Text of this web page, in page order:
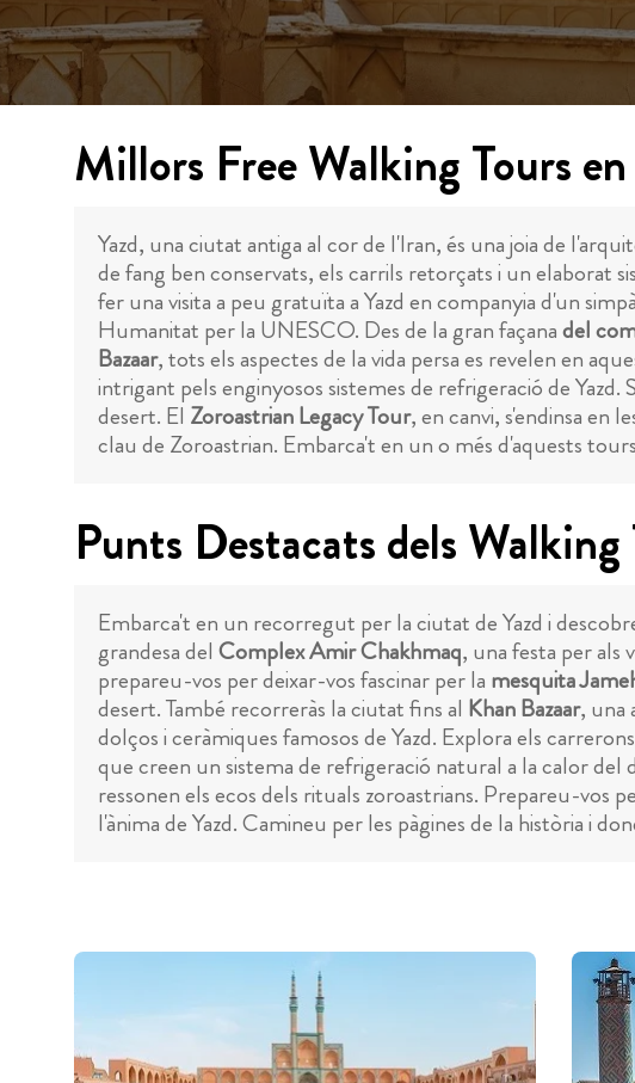
Millors Free Walking Tours en
Yazd, una ciutat antiga al cor de l'Iran, és una joia de
de fang ben conservats, els carrils retorçats i un elaborat
fer una visita a peu gratuïta a Yazd en companyia d'un
Humanitat per la UNESCO. Des de la gran façanadel
Bazaar, tots els aspectes de la vida persa es revelen en
intrigant pels enginyosos sistemes de refrigeració de
desert. El Zoroastrian Legacy Tour, en canvi, s'endinsa en
clau de Zoroastrian. Embarca't en un o més d'aquests
Punts Destacats dels Walking
Embarca't en un recorregut per la ciutat de Yazd i
grandesa del Complex Amir Chakhmaq, una festa per als
prepareu-vos per deixar-vos fascinar per la mesquita
desert. També recorreràs la ciutat fins al Khan Bazaar, una
dolços i ceràmiques famosos de Yazd. Explora els
que creen un sistema de refrigeració natural a la calor
ressonen els ecos dels rituals zoroastrians. Prepareu-vos
l'ànima de Yazd. Camineu per les pàgines de la història i